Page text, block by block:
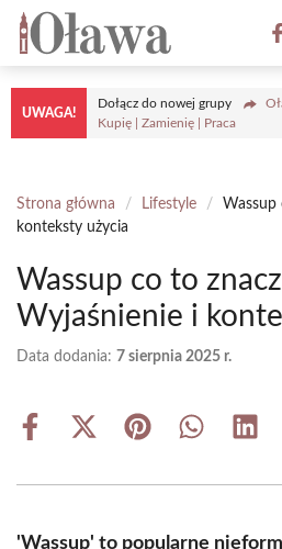
Przejdź
treści
UWAGA!
Dołącz do nowej grupy
Kupię | Zamienię | Praca
Strona główna / Lifestyle /
Wassup
konteksty użycia
Wassup co to
Wyjaśnienie i
Data dodania: 7 sierpnia 2025 r.
Share
Share
(Twitter)
Share Share
'Wassup' to popularne